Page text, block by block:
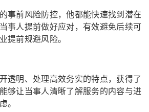
事前风险防控，他都能快速找到潜在
事人提前做好应对，有效避免后续可
提前规避风险。
透明、处理高效务实的特点，获得了
够让当事人清晰了解服务的内容与进
。